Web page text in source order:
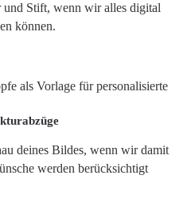
und Stift, wenn wir alles digital
können.
deines Bildes, wenn wir damit
werden berücksichtigt